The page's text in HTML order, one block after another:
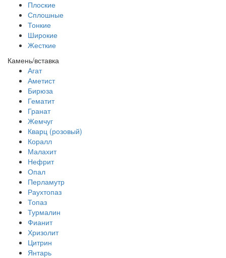
Плоские
Сплошные
Тонкие
Широкие
Жесткие
Камень/вставка
Агат
Аметист
Бирюза
Гематит
Гранат
Жемчуг
Кварц (розовый)
Коралл
Малахит
Нефрит
Опал
Перламутр
Раухтопаз
Топаз
Турмалин
Фианит
Хризолит
Цитрин
Янтарь